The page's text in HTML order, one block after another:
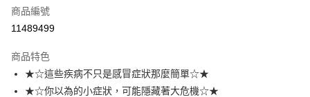
運送方式
宅配
每筆NT$100，滿NT$499(含以上)免運費
商品編號
11489499
商品特色
★☆這些疾病不只是感冒症狀那麼簡單☆★
★☆你以為的小症狀，可能隱藏著大危機☆★